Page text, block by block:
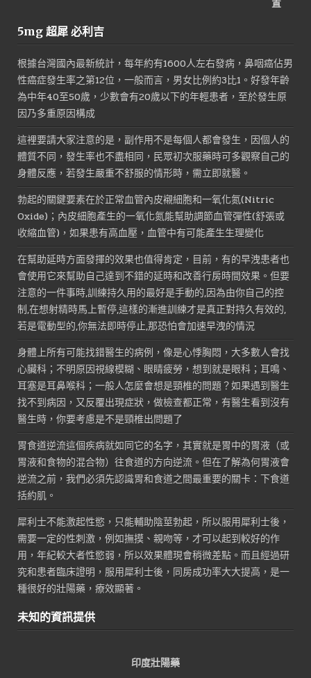
格：
5mg 超犀 必利吉
根據台灣國內最新統計，每年約有1600人左右發病，鼻咽癌佔男
性癌症發生率之第12位，一般而言，男女比例約3比1。好發年齡
為中年40至50歲，少數會有20歲以下的年輕患者，至於發生原
因乃多重原因構成
這裡要請大家注意的是，副作用不是每個人都會發生，因個人的
體質不同，發生率也不盡相同，民眾初次服藥時可多觀察自己的
身體反應，若發生嚴重不舒服的情形時，需立即就醫。
勃起的關鍵要素在於正常血管內皮襯細胞和一氧化氮(Nitric
Oxide)；內皮細胞產生的一氧化氮能幫助調節血管彈性(舒張或
收縮血管)，如果患有高血壓，血管中有可能產生生理變化
在幫助延時方面發揮的效果也值得肯定，目前，有的早洩患者也
會使用它來幫助自己達到不錯的延時和改善行房時間效果。但要
注意的一件事時,訓練持久用的最好是手動的,因為由你自己的控
制,在想射精時馬上暫停,這樣的漸進訓練才是真正對持久有效的,
若是電動型的,你無法即時停止,那恐怕會加速早洩的情況
身體上所有可能找錯醫生的病例，像是心悸胸悶，大多數人會找
心臟科；不明原因視線模糊、眼睛疲勞，想到就是眼科；耳鳴、
耳塞是耳鼻喉科；一般人怎麼會想是頸椎的問題？如果遇到醫生
找不到病因，又反覆出現症狀，做檢查都正常，有醫生看到沒有
醫生時，你要考慮是不是頸椎出問題了
胃食道逆流這個疾病就如同它的名字，其實就是胃中的胃液（或
胃液和食物的混合物）往食道的方向逆流。但在了解為何胃液會
逆流之前，我們必須先認識胃和食道之間最重要的關卡：下食道
括約肌。
犀利士不能激起性慾，只能輔助陰莖勃起，所以服用犀利士後，
需要一定的性刺激，例如撫摸、親吻等，才可以起到較好的作
用，年紀較大者性慾弱，所以效果體現會稍微差點。而且經過研
究和患者臨床證明，服用犀利士後，同房成功率大大提高，是一
種很好的壯陽藥，療效顯著。
未知的資訊提供
印度壯陽藥